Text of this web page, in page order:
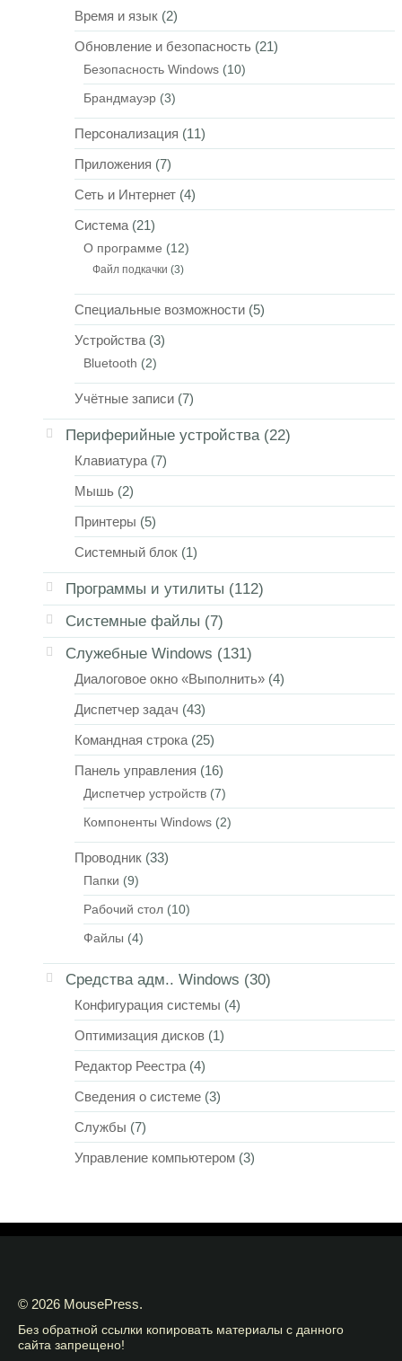
Время и язык (2)
Обновление и безопасность (21)
Безопасность Windows (10)
Брандмауэр (3)
Персонализация (11)
Приложения (7)
Сеть и Интернет (4)
Система (21)
О программе (12)
Файл подкачки (3)
Специальные возможности (5)
Устройства (3)
Bluetooth (2)
Учётные записи (7)
Периферийные устройства (22)
Клавиатура (7)
Мышь (2)
Принтеры (5)
Системный блок (1)
Программы и утилиты (112)
Системные файлы (7)
Служебные Windows (131)
Диалоговое окно «Выполнить» (4)
Диспетчер задач (43)
Командная строка (25)
Панель управления (16)
Диспетчер устройств (7)
Компоненты Windows (2)
Проводник (33)
Папки (9)
Рабочий стол (10)
Файлы (4)
Средства адм.. Windows (30)
Конфигурация системы (4)
Оптимизация дисков (1)
Редактор Реестра (4)
Сведения о системе (3)
Службы (7)
Управление компьютером (3)
© 2026 MousePress.
Без обратной ссылки копировать материалы с данного
сайта запрещено!